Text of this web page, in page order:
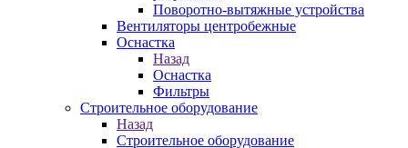
Поворотно-вытяжные устройства
Вентиляторы центробежные
Оснастка
Назад
Оснастка
Фильтры
Строительное оборудование
Назад
Строительное оборудование